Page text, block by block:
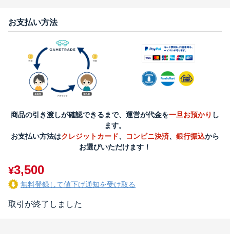
お支払い方法
商品の引き渡しが確認できるまで、運営が代金を一旦お預かり し
ます。
お支払い方法はクレジットカード、 コンビニ決済、 銀行振込から
お選びいただけます！
¥3,500
無料登録して値下げ通知を受け取る
取引が終了しました